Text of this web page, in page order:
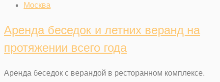
Москва
Аренда беседок и летних веранд на
протяжении всего года
Аренда беседок с верандой в ресторанном комплексе.